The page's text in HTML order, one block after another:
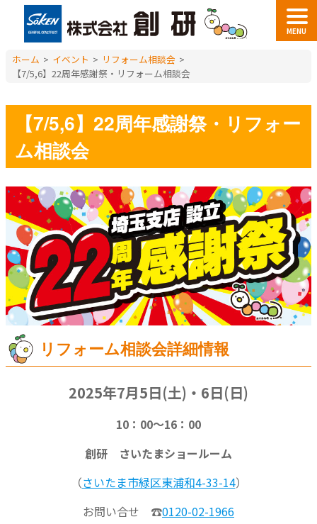
MENU
ホーム > イベント > リフォーム相談会 >
【7/5,6】22周年感謝祭・リフォーム相談会
【7/5,6】22周年感謝祭・リフォー
ム相談会
リフォーム相談会詳細情報
2025年7月5日(土)・6日(日)
10：00～16：00
創研 さいたまショールーム
（さいたま市緑区東浦和4-33-14）
お問い合せ ☎0120-02-1966